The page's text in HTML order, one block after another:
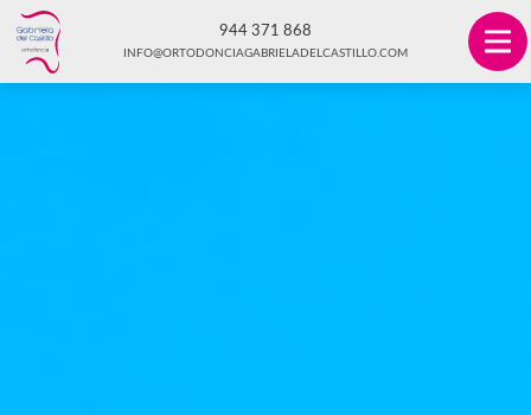
944 371 868
INFO@ORTODONCIAGABRIELADELCASTILLO.COM